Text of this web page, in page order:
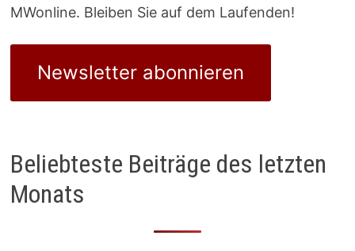
MWonline. Bleiben Sie auf dem Laufenden!
Newsletter abonnieren
Beliebteste Beiträge des letzten
Monats